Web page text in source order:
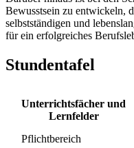
Bewusstsein zu entwickeln,
selbstständigen und
für ein erfolgreiches
Stundentafel
Unterrichtsfächer und
Lernfelder
Pflichtbereich